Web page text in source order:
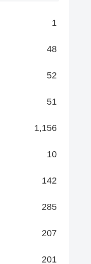
1
48
52
51
1,156
10
142
285
207
201